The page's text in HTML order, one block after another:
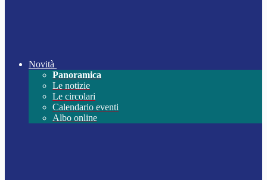
Novità
Panoramica
Le notizie
Le circolari
Calendario eventi
Albo online